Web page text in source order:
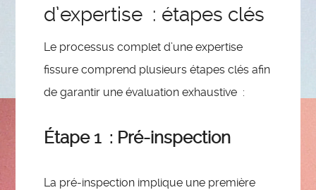
d’expertise : étapes clés
Le processus complet d’une expertise
fissure comprend plusieurs étapes clés afin
de garantir une évaluation exhaustive :
Étape 1 : Pré-inspection
La pré-inspection implique une première